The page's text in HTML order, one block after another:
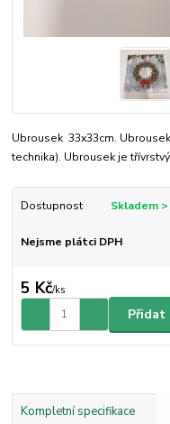
Ubrousek 33x33cm.
technika). Ubrousek je
Dostupnost Skladem >
Nejsme plátci DPH
5 Kč/ks
Přidat
Kompletní specifikace